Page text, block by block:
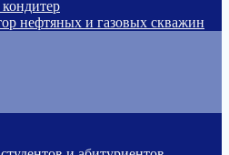
нефтяных и газовых скважин